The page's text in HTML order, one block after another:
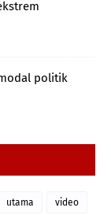
politik
utama video